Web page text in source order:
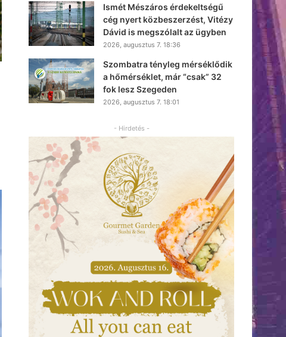
Ismét Mészáros érdekeltségű
cég nyert közbeszerzést, Vitézy
Dávid is megszólalt az ügyben
2026, augusztus 7. 18:36
Szombatra tényleg mérséklődik
a hőmérséklet, már “csak” 32
fok lesz Szegeden
2026, augusztus 7. 18:01
- Hirdetés -